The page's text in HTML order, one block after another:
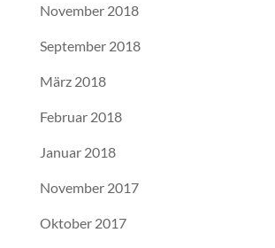
November 2018
September 2018
März 2018
Februar 2018
Januar 2018
November 2017
Oktober 2017